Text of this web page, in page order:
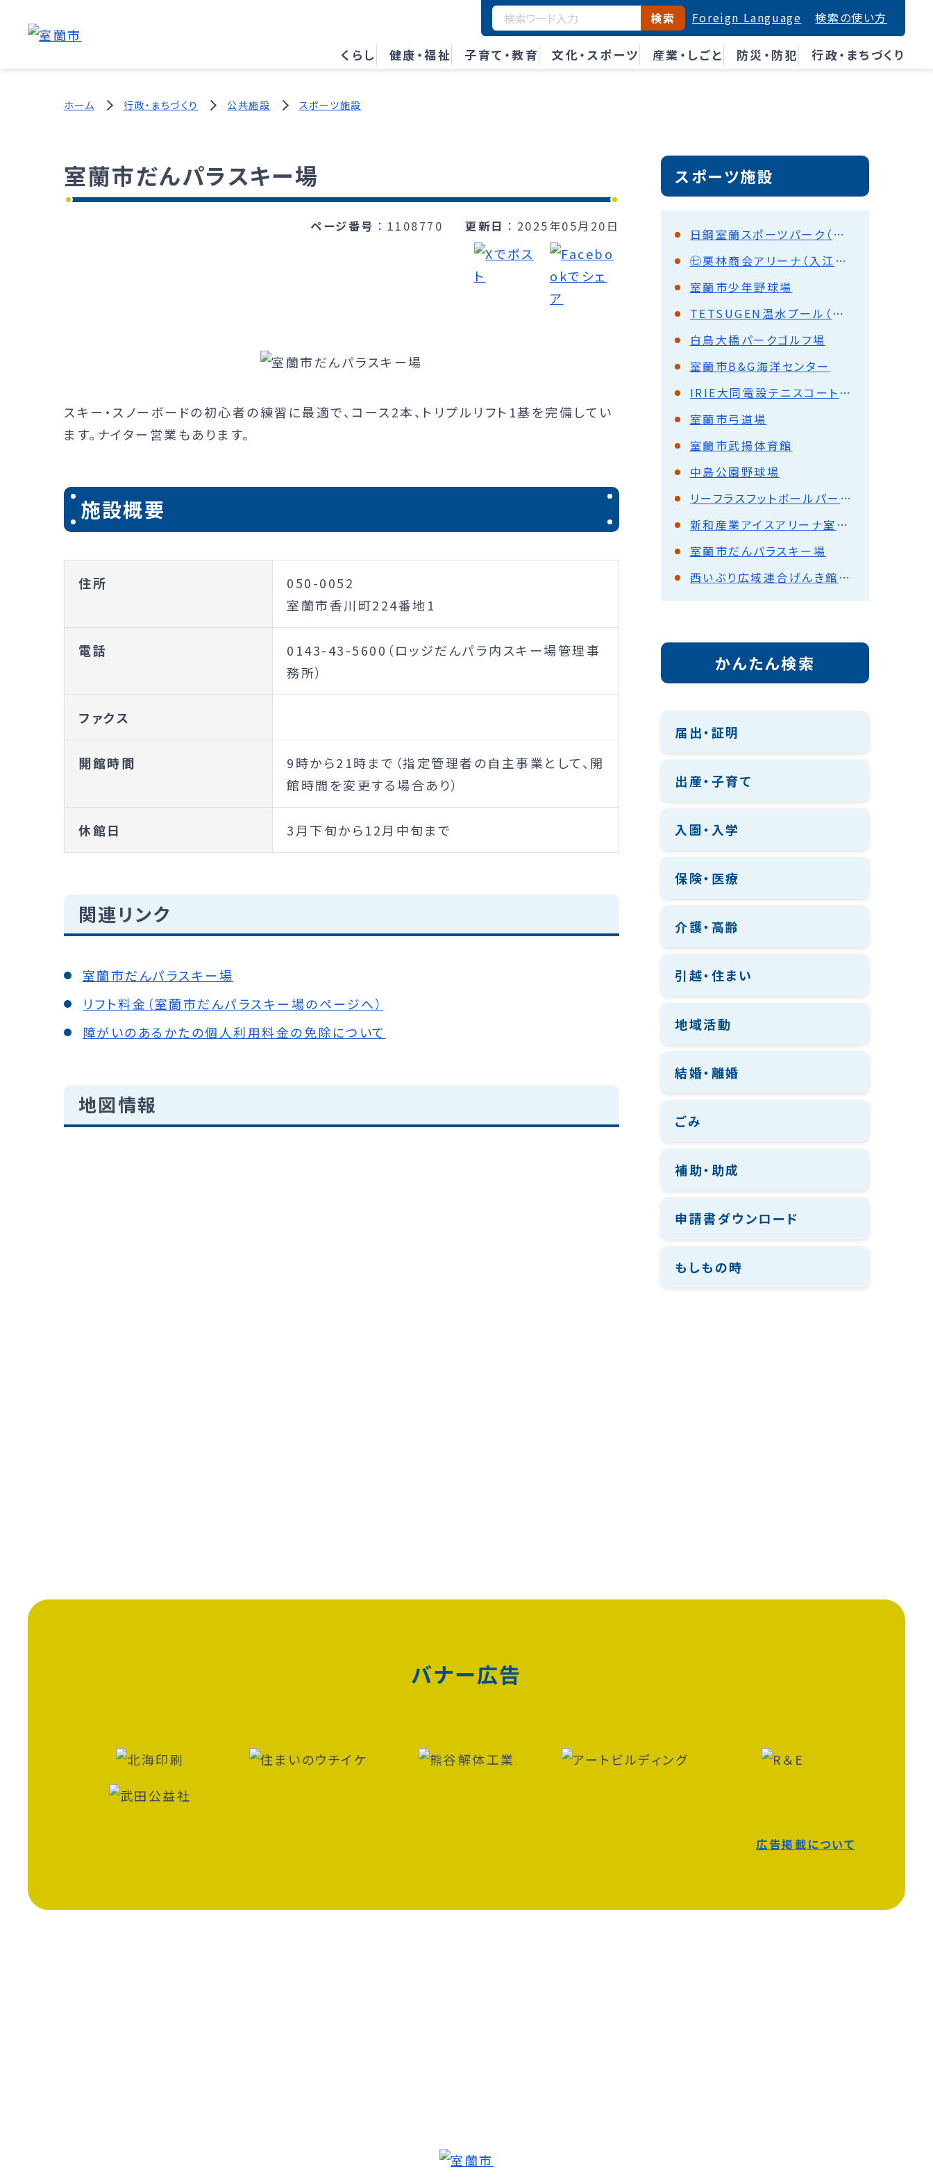
くらし 健康・福祉 子育て・教育 文化・スポーツ 産業・しごと 防災・防犯 行政・まちづくり
検索 Foreign Language 検索の使い方
ホーム 行政・まちづくり 公共施設 スポーツ施設
室蘭市だんパラスキー場
ページ番号 1108770 更新日 2025年05月20日
スキー・スノーボードの初心者の練習に最適で、コース2本、トリプルリフト1基を完備してい
ます。ナイター営業もあります。
施設概要
住所
050-0052
室蘭市香川町224番地1
電話
0143-43-5600（ロッジだんパラ内スキー場管理事
務所）
ファクス
開館時間
9時から21時まで（指定管理者の自主事業として、開
館時間を変更する場合あり）
休館日 3月下旬から12月中旬まで
関連リンク
室蘭市だんパラスキー場
リフト料金（室蘭市だんパラスキー場のページへ）
障がいのあるかたの個人利用料金の免除について
地図情報
スポーツ施設
日鋼室蘭スポーツパーク（入江運動公園陸上競技場）
㊆栗林商会アリーナ（入江運動公園総合体育館）
室蘭市少年野球場
TETSUGEN温水プール（入江運動公園温水プール）
白鳥大橋パークゴルフ場
室蘭市B&G海洋センター
IRIE大同電設テニスコート（入江運動公園テニスコート）
室蘭市弓道場
室蘭市武揚体育館
中島公園野球場
リーフラスフットボールパーク（祝津公園サッカー場）
新和産業アイスアリーナ室蘭（室蘭市中島スポーツセンター）
室蘭市だんパラスキー場
西いぶり広域連合げんき館ペトトル
かんたん検索
届出・証明
出産・子育て
入園・入学
保険・医療
介護・高齢
引越・住まい
地域活動
結婚・離婚
ごみ
補助・助成
申請書ダウンロード
もしもの時
バナー広告
広告掲載について